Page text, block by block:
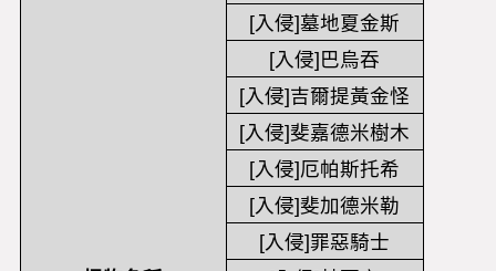
[入侵]墓地夏金斯
[入侵]巴烏吞
[入侵]吉爾提黃金怪
[入侵]斐嘉德米樹木
[入侵]厄帕斯托希
[入侵]斐加德米勒
[入侵]罪惡騎士